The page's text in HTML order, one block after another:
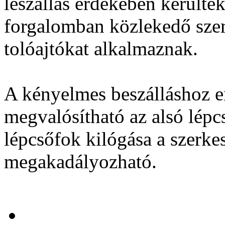
forgalomban közlekedő
tolóajtókat alkalmaznak.
A kényelmes beszálláshoz
megvalósítható az alsó
lépcsőfok kilógása a
megakadályozható.